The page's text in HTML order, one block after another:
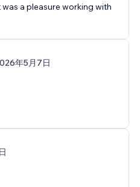
a pleasure working with
年5月7日